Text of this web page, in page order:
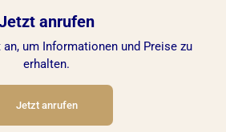
anrufen
an, um Informationen und Preise zu
erhalten.
Jetzt anrufen